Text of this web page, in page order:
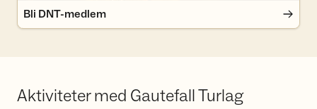
Bli DNT-medlem
Aktiviteter med Gautefall Turlag